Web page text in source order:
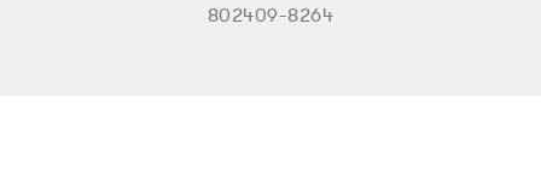
802409-8264